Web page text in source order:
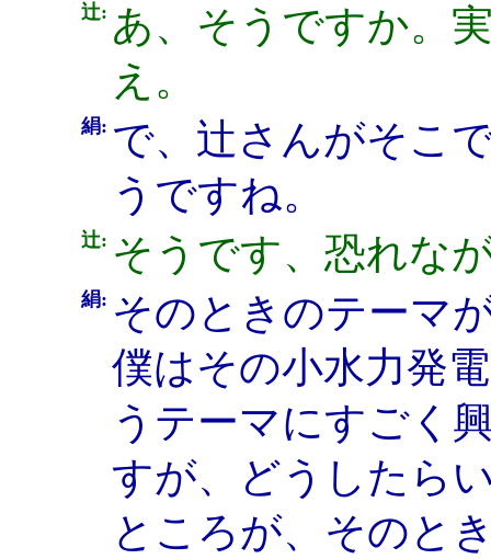
辻: あ、そうですか。
え。
絹: で、辻さんがそこ
うですね。
辻: そうです、恐れな
絹: そのときのテーマ
僕はその小水力発
うテーマにすごく
すが、どうしたら
ところが、そのと